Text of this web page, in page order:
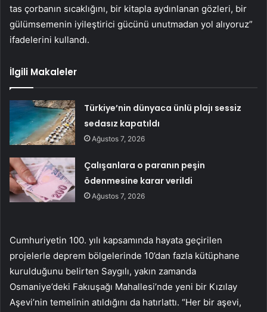
tas çorbanın sıcaklığını, bir kitapla aydınlanan gözleri, bir
gülümsemenin iyileştirici gücünü unutmadan yol alıyoruz”
ifadelerini kullandı.
İlgili Makaleler
Türkiye’nin dünyaca ünlü plajı sessiz
sedasız kapatıldı
Ağustos 7, 2026
Çalışanlara o paranın peşin
ödenmesine karar verildi
Ağustos 7, 2026
Cumhuriyetin 100. yılı kapsamında hayata geçirilen
projelerle deprem bölgelerinde 10’dan fazla kütüphane
kurulduğunu belirten Saygılı, yakın zamanda
Osmaniye’deki Fakıuşağı Mahallesi’nde yeni bir Kızılay
Aşevi’nin temelinin atıldığını da hatırlattı. “Her bir aşevi,